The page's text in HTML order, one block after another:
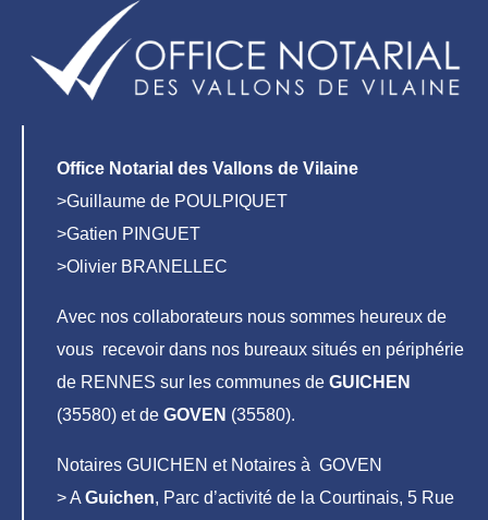
Office Notarial des Vallons de Vilaine
>Guillaume de POULPIQUET
>Gatien PINGUET
>Olivier BRANELLEC
Avec nos collaborateurs nous sommes heureux de
vous recevoir dans nos bureaux situés en périphérie
de RENNES sur les communes de GUICHEN
(35580) et de GOVEN (35580).
Notaires GUICHEN et Notaires à GOVEN
> A Guichen, Parc d’activité de la Courtinais, 5 Rue